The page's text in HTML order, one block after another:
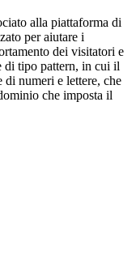
alla piattaforma di
per aiutare i
dei visitatori e
di tipo pattern, in cui il
di numeri e lettere, che
che imposta il